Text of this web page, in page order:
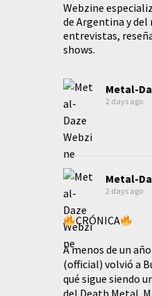
Webzine
de Argentina y
entrevistas,
shows.
Metal-
2 days ago
Metal-
2 days ago
CRÓNICA
A menos de un
(official) volvió a
qué sigue siendo
del Death Metal.